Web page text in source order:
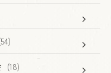
(18)